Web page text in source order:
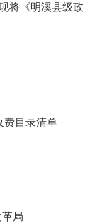
将《明溪县级政
费目录清单
革局